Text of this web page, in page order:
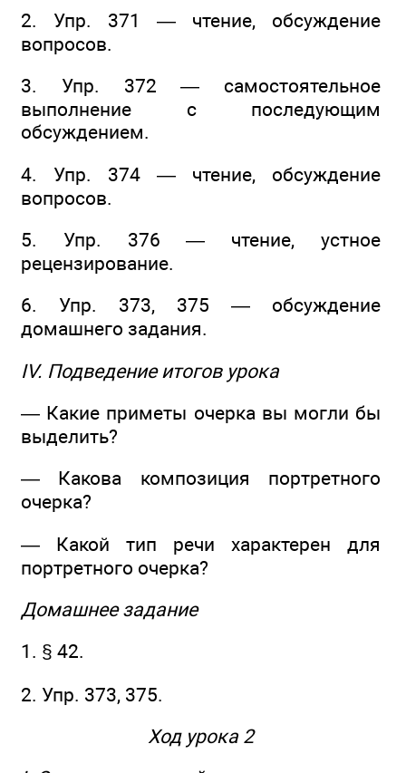
2. Упр. 371 — чтение, обсуждение
вопросов.
3. Упр. 372 — самостоятельное
выполнение с последующим
обсуждением.
4. Упр. 374 — чтение, обсуждение
вопросов.
5. Упр. 376 — чтение, устное
рецензирование.
6. Упр. 373, 375 — обсуждение
домашнего задания.
IV. Подведение итогов урока
— Какие приметы очерка вы могли бы
выделить?
— Какова композиция портретного
очерка?
— Какой тип речи характерен для
портретного очерка?
Домашнее задание
1. § 42.
2. Упр. 373, 375.
Ход урока 2